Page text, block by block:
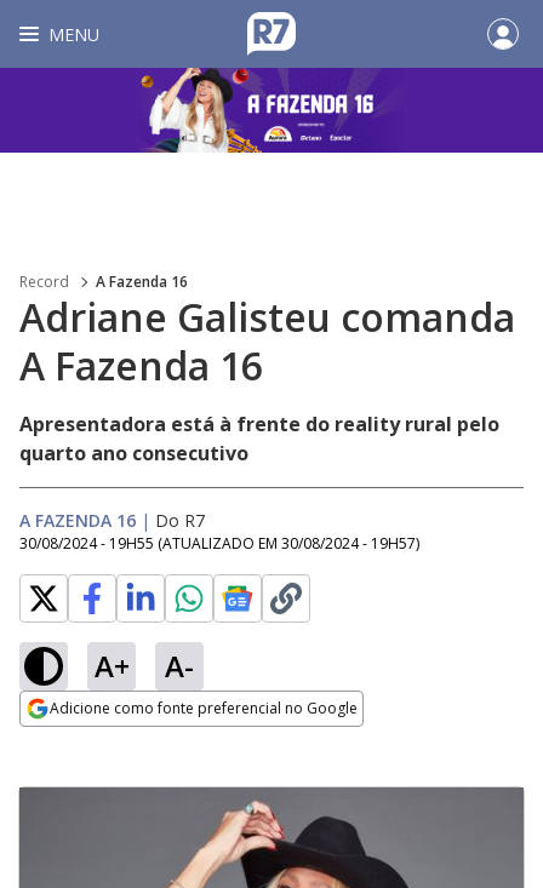
MENU
Record A Fazenda 16
Adriane Galisteu comanda
A Fazenda 16
Apresentadora está à frente do reality rural pelo
quarto ano consecutivo
A FAZENDA 16 | Do R7
30/08/2024 - 19H55 (ATUALIZADO EM 30/08/2024 - 19H57)
A+ A-
Adicione como fonte preferencial no Google